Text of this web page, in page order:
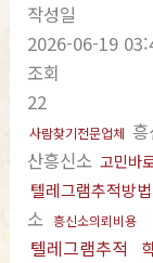
작성일
2026-06-19
조회
22
사람찾기전문업체
산흥신소 고민바
텔레그램추적방법
소 흥신소의뢰비용
텔레그램추적